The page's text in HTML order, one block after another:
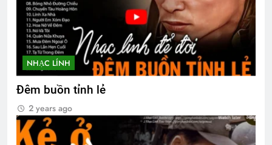
NHẠC LÍNH
Đêm buồn tỉnh lẻ
2 years ago